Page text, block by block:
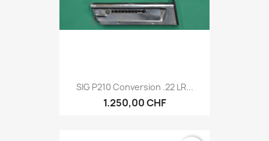
SIG P210 Conversion .22 LR...
1.250,00 CHF